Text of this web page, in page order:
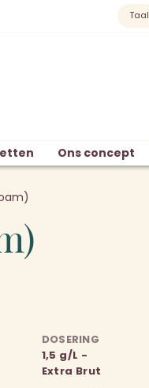
Taal
Ons concept
DOSERING
1,5 g/L -
Extra Brut